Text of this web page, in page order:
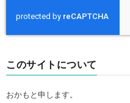
このサイトについて
おかもと申します。